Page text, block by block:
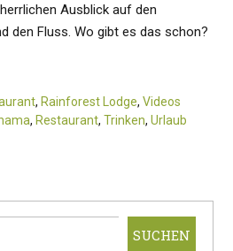
Ausblick auf den
den Fluss. Wo gibt es das schon?
, Rainforest Lodge, Videos
, Restaurant, Trinken, Urlaub
SUCHEN